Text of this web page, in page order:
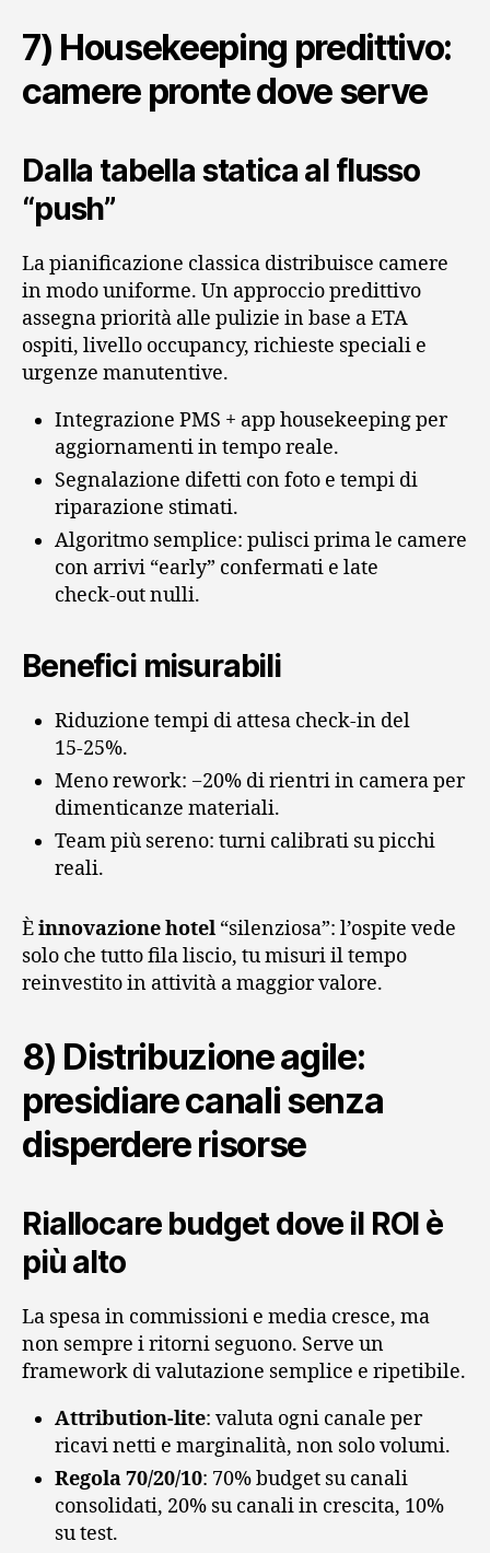
7) Housekeeping predittivo:
camere pronte dove serve
Dalla tabella statica al flusso
“push”
La pianificazione classica distribuisce camere
in modo uniforme. Un approccio predittivo
assegna priorità alle pulizie in base a ETA
ospiti, livello occupancy, richieste speciali e
urgenze manutentive.
Integrazione PMS + app housekeeping per
aggiornamenti in tempo reale.
Segnalazione difetti con foto e tempi di
riparazione stimati.
Algoritmo semplice: pulisci prima le camere
con arrivi “early” confermati e late
check‑out nulli.
Benefici misurabili
Riduzione tempi di attesa check‑in del
15‑25%.
Meno rework: −20% di rientri in camera per
dimenticanze materiali.
Team più sereno: turni calibrati su picchi
reali.
Èinnovazione hotel “silenziosa”: l’ospite vede
solo che tutto fila liscio, tu misuri il tempo
reinvestito in attività a maggior valore.
8) Distribuzione agile:
presidiare canali senza
disperdere risorse
Riallocare budget dove il ROI è
più alto
La spesa in commissioni e media cresce, ma
non sempre i ritorni seguono. Serve un
framework di valutazione semplice e ripetibile.
Attribution‑lite: valuta ogni canale per
ricavi netti e marginalità, non solo volumi.
Regola 70/20/10: 70% budget su canali
consolidati, 20% su canali in crescita, 10%
su test.